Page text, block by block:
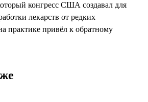
конгресс США создавал для
лекарств от редких
практике привёл к обратному